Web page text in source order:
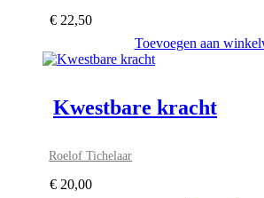
€ 22,50
Toevoegen aan
Kwestbare kracht
Roelof Tichelaar
€ 20,00